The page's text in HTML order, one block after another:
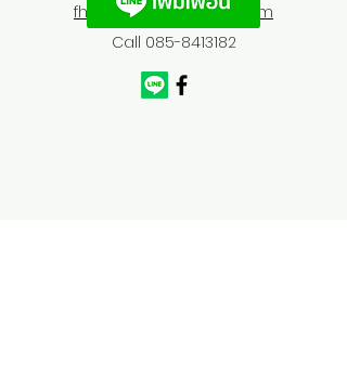
fhfurnitures@outlook.com
Call 085-8413182